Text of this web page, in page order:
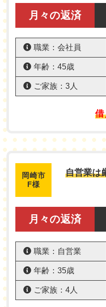
月々の返済
職業：会社員
年齢：45歳
ご家族：3人
岡崎市
F様
自営業は
月々の返済
職業：自営業
年齢：35歳
ご家族：4人